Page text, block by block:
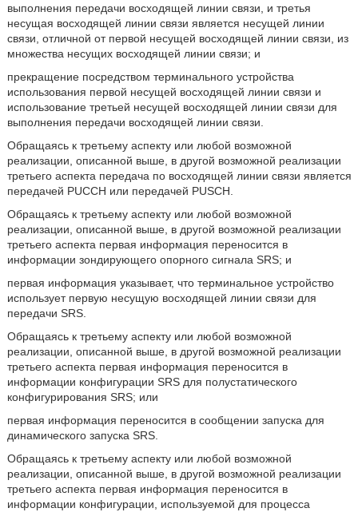
выполнения передачи восходящей линии связи, и третья
несущая восходящей линии связи является несущей линии
связи, отличной от первой несущей восходящей линии связи, из
множества несущих восходящей линии связи; и
прекращение посредством терминального устройства
использования первой несущей восходящей линии связи и
использование третьей несущей восходящей линии связи для
выполнения передачи восходящей линии связи.
Обращаясь к третьему аспекту или любой возможной
реализации, описанной выше, в другой возможной реализации
третьего аспекта передача по восходящей линии связи является
передачей PUCCH или передачей PUSCH.
Обращаясь к третьему аспекту или любой возможной
реализации, описанной выше, в другой возможной реализации
третьего аспекта первая информация переносится в
информации зондирующего опорного сигнала SRS; и
первая информация указывает, что терминальное устройство
использует первую несущую восходящей линии связи для
передачи SRS.
Обращаясь к третьему аспекту или любой возможной
реализации, описанной выше, в другой возможной реализации
третьего аспекта первая информация переносится в
информации конфигурации SRS для полустатического
конфигурирования SRS; или
первая информация переносится в сообщении запуска для
динамического запуска SRS.
Обращаясь к третьему аспекту или любой возможной
реализации, описанной выше, в другой возможной реализации
третьего аспекта первая информация переносится в
информации конфигурации, используемой для процесса